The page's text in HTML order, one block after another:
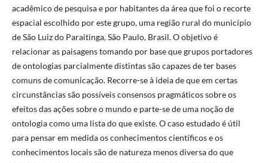
acadêmico de pesquisa e por habitantes da área que foi o recorte
espacial escolhido por este grupo, uma região rural do município
de São Luiz do Paraitinga, São Paulo, Brasil. O objetivo é
relacionar as paisagens tomando por base que grupos portadores
de ontologias parcialmente distintas são capazes de ter bases
comuns de comunicação. Recorre-se à ideia de que em certas
circunstâncias são possíveis consensos pragmáticos sobre os
efeitos das ações sobre o mundo e parte-se de uma noção de
ontologia como uma lista do que existe. O caso estudado é útil
para pensar em medida os conhecimentos científicos e os
conhecimentos locais são de natureza menos diversa do que